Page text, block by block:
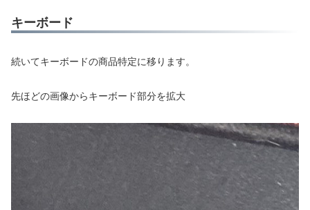
キーボード
続いてキーボードの商品特定に移ります。
先ほどの画像からキーボード部分を拡大